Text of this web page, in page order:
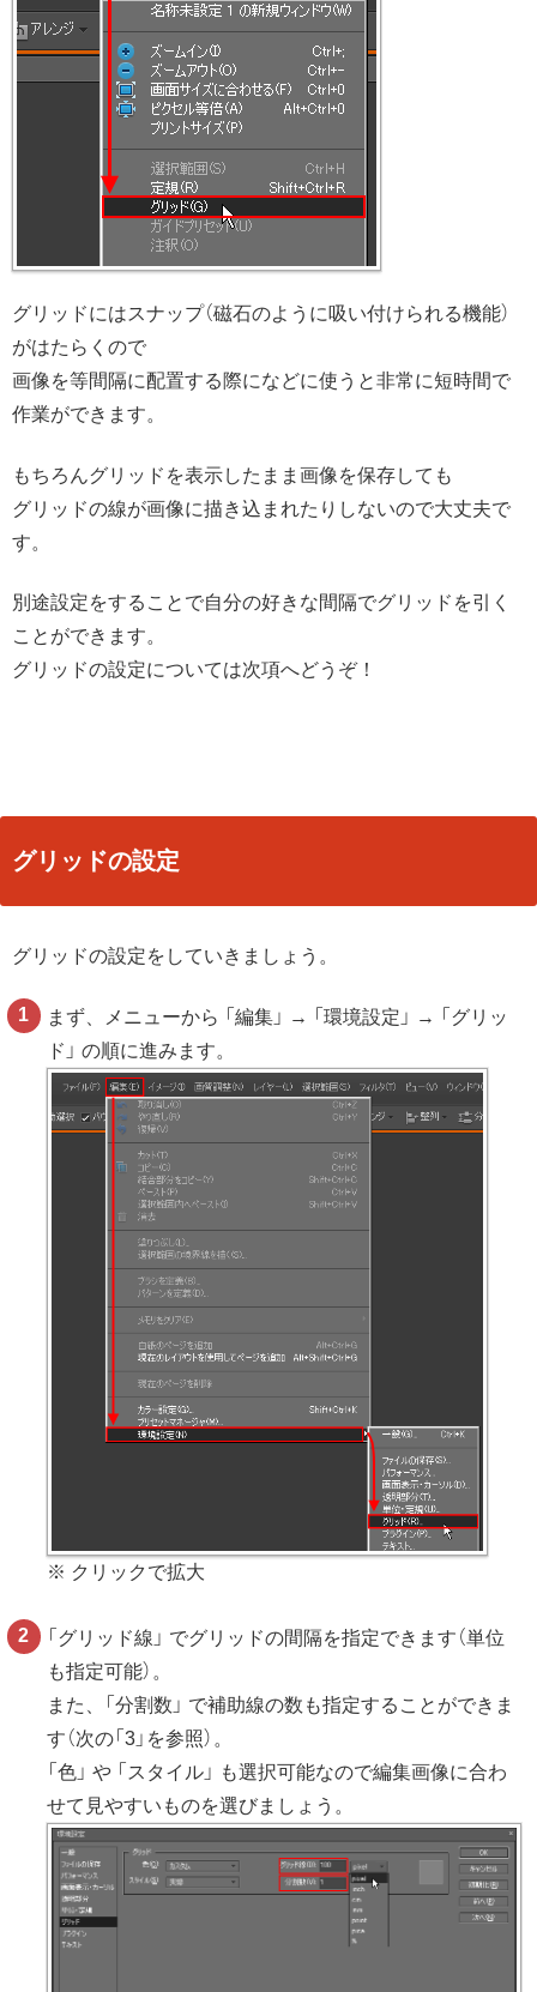
グリッドにはスナップ（磁石のように吸い付けられる機能）
がはたらくので
画像を等間隔に配置する際になどに使うと非常に短時間で
作業ができます。
もちろんグリッドを表示したまま画像を保存しても
グリッドの線が画像に描き込まれたりしないので大丈夫で
す。
別途設定をすることで自分の好きな間隔でグリッドを引く
ことができます。
グリッドの設定については次項へどうぞ！
グリッドの設定
グリッドの設定をしていきましょう。
まず、メニューから 「編集」 → 「環境設定」 → 「グリッ
ド」 の順に進みます。
※ クリックで拡大
「グリッド線」 でグリッドの間隔を指定できます（単位
も指定可能）。
また、「分割数」 で補助線の数も指定することができま
す（次の「3」を参照）。
「色」 や 「スタイル」 も選択可能なので編集画像に合わ
せて見やすいものを選びましょう。